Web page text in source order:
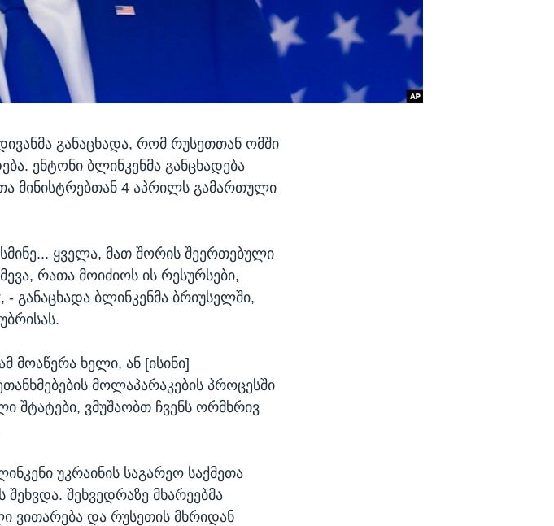
განაცხადა, რომ რუსეთთან ომში
ენტონი ბლინკენმა განცხადება
მინისტრებთან 4 აპრილს გამართული
ყველა, მათ შორის შეერთებული
რათა მოიძიოს ის რესურსები,
განაცხადა ბლინკენმა ბრიუსელში,
მოაწერა ხელი, ან [ისინი]
მოლაპარაკების პროცესში
შტატები, ვმუშაობთ ჩვენს ორმხრივ
უკრაინის საგარეო საქმეთა
შეხვედრაზე მხარეებმა
ვითარება და რუსეთის მხრიდან